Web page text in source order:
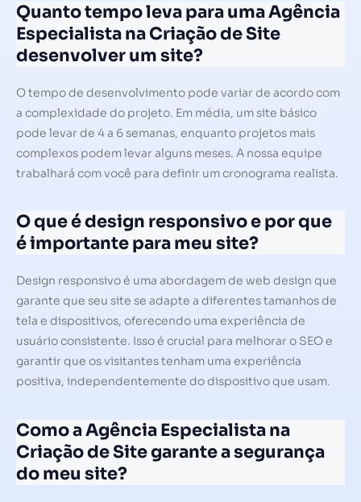
Quanto tempo leva para uma Agência
Especialista na Criação de Site
desenvolver um site?
O tempo de desenvolvimento pode variar de acordo com
a complexidade do projeto. Em média, um site básico
pode levar de 4 a 6 semanas, enquanto projetos mais
complexos podem levar alguns meses. A nossa equipe
trabalhará com você para definir um cronograma realista.
O que é design responsivo e por que
é importante para meu site?
Design responsivo é uma abordagem de web design que
garante que seu site se adapte a diferentes tamanhos de
tela e dispositivos, oferecendo uma experiência de
usuário consistente. Isso é crucial para melhorar o SEO e
garantir que os visitantes tenham uma experiência
positiva, independentemente do dispositivo que usam.
Como a Agência Especialista na
Criação de Site garante a segurança
do meu site?